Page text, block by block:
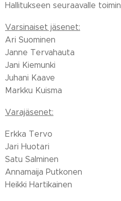
Hallitukseen seuraavalle
Varsinaiset jäsenet:
Ari Suominen
Janne Tervahauta
Jani Kiemunki
Juhani Kaave
Markku Kuisma
Varajäsenet:
Erkka Tervo
Jari Huotari
Satu Salminen
Annamaija Putkonen
Heikki Hartikainen